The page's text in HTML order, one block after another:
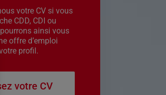
votre CV si vous
CDD, CDI ou
pourrons ainsi vous
offre d’emploi
profil.
votre CV